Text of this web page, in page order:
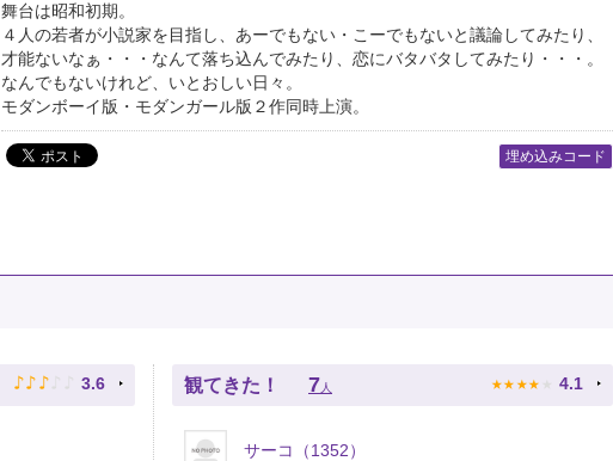
舞台は昭和初期。
４人の若者が小説家を目指し、あーでもない・こーでもないと議論してみたり、
才能ないなぁ・・・なんて落ち込んでみたり、恋にバタバタしてみたり・・・。
なんでもないけれど、いとおしい日々。
モダンボーイ版・モダンガール版２作同時上演。
埋め込みコード
♪ ♪ ♪ ♪ ♪ 3.6 観てきた！ 7 人 ★ ★ ★ ★ ★ 4.1
サーコ（1352）